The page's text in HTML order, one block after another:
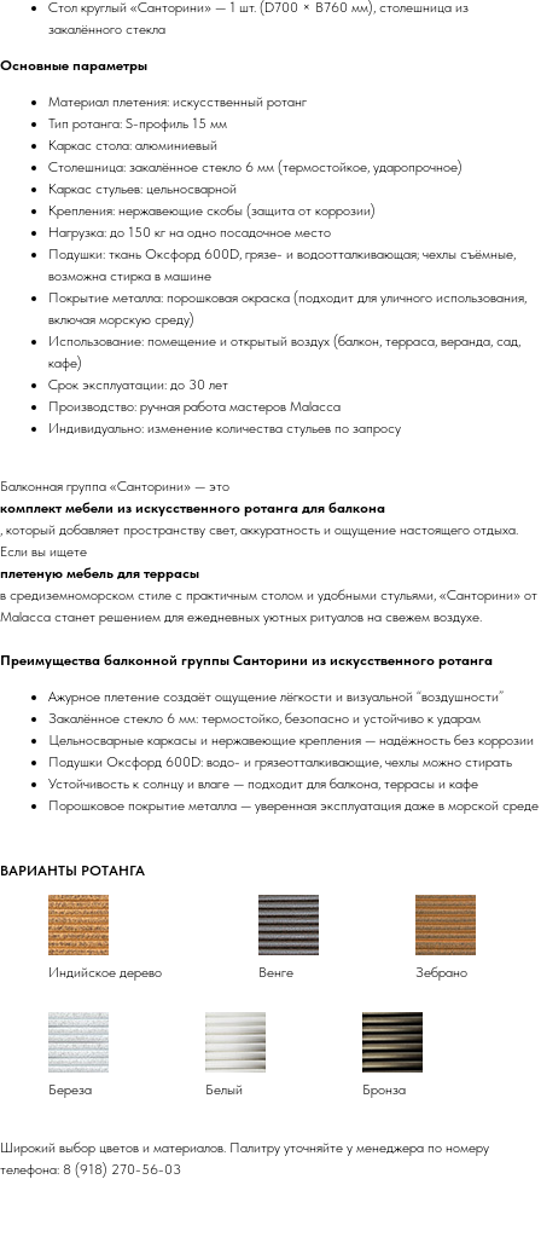
Стол круглый «Санторини» — 1 шт. (D700 × В760 мм), столешница из
закалённого стекла
Основные параметры
Материал плетения: искусственный ротанг
Тип ротанга: S-профиль 15 мм
Каркас стола: алюминиевый
Столешница: закалённое стекло 6 мм (термостойкое, ударопрочное)
Каркас стульев: цельносварной
Крепления: нержавеющие скобы (защита от коррозии)
Нагрузка: до 150 кг на одно посадочное место
Подушки: ткань Оксфорд 600D, грязе- и водоотталкивающая; чехлы съёмные,
возможна стирка в машине
Покрытие металла: порошковая окраска (подходит для уличного использования,
включая морскую среду)
Использование: помещение и открытый воздух (балкон, терраса, веранда, сад,
кафе)
Срок эксплуатации: до 30 лет
Производство: ручная работа мастеров Malacca
Индивидуально: изменение количества стульев по запросу
Балконная группа «Санторини» — это
комплект мебели из искусственного ротанга для балкона
, который добавляет пространству свет, аккуратность и ощущение настоящего отдыха.
Если вы ищете
плетеную мебель для террасы
в средиземноморском стиле с практичным столом и удобными стульями, «Санторини» от
Malacca станет решением для ежедневных уютных ритуалов на свежем воздухе.
Преимущества балконной группы Санторини из искусственного ротанга
Ажурное плетение создаёт ощущение лёгкости и визуальной “воздушности”
Закалённое стекло 6 мм: термостойко, безопасно и устойчиво к ударам
Цельносварные каркасы и нержавеющие крепления — надёжность без коррозии
Подушки Оксфорд 600D: водо- и грязеотталкивающие, чехлы можно стирать
Устойчивость к солнцу и влаге — подходит для балкона, террасы и кафе
Порошковое покрытие металла — уверенная эксплуатация даже в морской среде
ВАРИАНТЫ РОТАНГА
Индийское дерево Венге Зебрано
Береза Белый Бронза
Широкий выбор цветов и материалов. Палитру уточняйте у менеджера по номеру
телефона: 8 (918) 270-56-03